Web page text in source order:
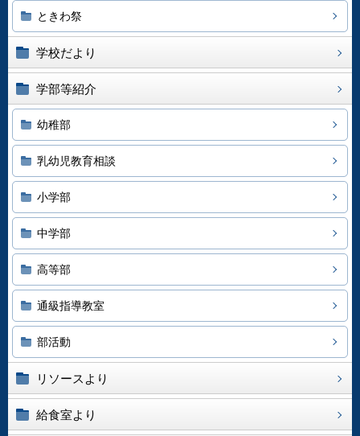
ときわ祭
学校だより
学部等紹介
幼稚部
乳幼児教育相談
小学部
中学部
高等部
通級指導教室
部活動
リソースより
給食室より